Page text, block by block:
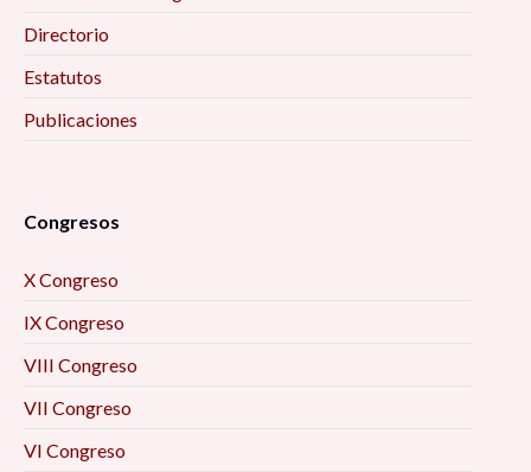
Directorio
Estatutos
Publicaciones
Congresos
X Congreso
IX Congreso
VIII Congreso
VII Congreso
VI Congreso